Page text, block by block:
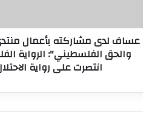
عساف لدى مشاركته بأعمال
والحق الفلسطيني": الرواية
انتصرت على رواية